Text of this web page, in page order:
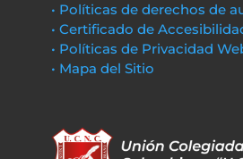
• Políticas de derechos de
• Certificado de
• Políticas de Privacidad
• Mapa del Sitio